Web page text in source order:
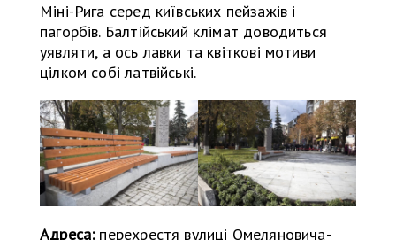
Міні-Рига серед київських пейзажів і
пагорбів. Балтійський клімат доводиться
уявляти, а ось лавки та квіткові мотиви
цілком собі латвійські.
Адреса:перехрестя вулиці Омеляновича-